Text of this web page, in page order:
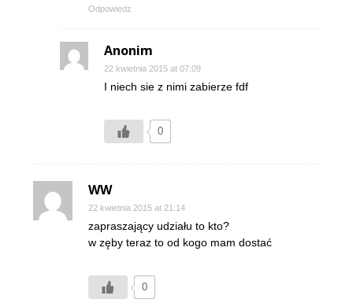
Odpowiedz
Anonim
22 kwietnia 2015 at 07:09
I niech sie z nimi zabierze fdf
0
WW
22 kwietnia 2015 at 21:14
zapraszający udziału to kto?
w zęby teraz to od kogo mam dostać
0